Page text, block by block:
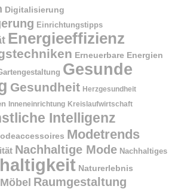
Digitalisierung
Einrichtungstipps
Energieeffizienz
Erneuerbare Energien
Gesunde
Gesundheit Herzgesundheit
Inneneinrichtung Kreislaufwirtschaft
Intelligenz
Modetrends
Nachhaltige Mode Nachhaltiges
Naturerlebnis
Raumgestaltung